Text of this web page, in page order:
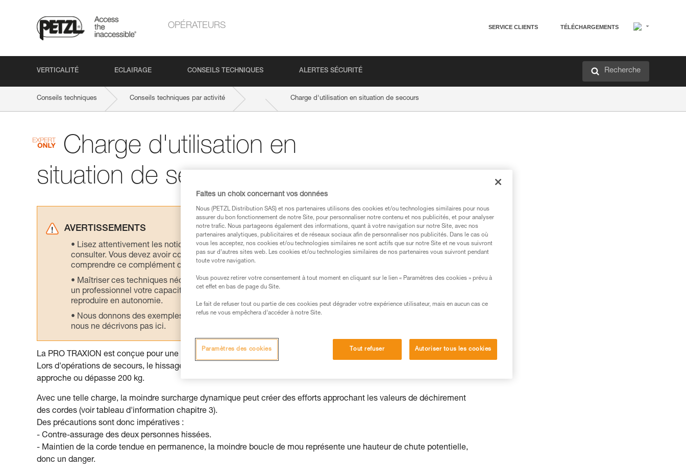
OPÉRATEURS SERVICE CLIENTS TÉLÉCHARGEMENTS
VERTICALITÉ ECLAIRAGE CONSEILS TECHNIQUES ALERTES SÉCURITÉ Recherche
Conseils techniques Conseils techniques par activité Charge d'utilisation en situation de secours
Charge d'utilisation en
situation de secours
AVERTISSEMENTS
Lisez attentivement les notices techniques des produits utilisés dans ce conseil avant de le
consulter. Vous devez avoir compris les informations de la notice technique pour pouvoir
comprendre ce complément d’informations.
Maîtriser ces techniques nécessite une formation et un entraînement spécifique. Validez avec
un professionnel votre capacité à refaire la manipulation, seul, en toute sécurité, avant de la
reproduire en autonomie.
Nous donnons des exemples de techniques liées à votre activité. Il peut en exister d’autres que
nous ne décrivons pas ici.
La PRO TRAXION est conçue pour une charge d'utilisation de 140 kg, soit une personne.
Lors d'opérations de secours, le hissage simultané de deux personnes peut être nécessaire. Dans ce cas, la charge
approche ou dépasse 200 kg.
Avec une telle charge, la moindre surcharge dynamique peut créer des efforts approchant les valeurs de déchirement
des cordes (voir tableau d'information chapitre 3).
Des précautions sont donc impératives :
- Contre-assurage des deux personnes hissées.
- Maintien de la corde tendue en permanence, la moindre boucle de mou représente une hauteur de chute potentielle,
donc un danger.
Faites un choix concernant vos données
Nous (PETZL Distribution SAS) et nos partenaires utilisons des cookies et/ou technologies similaires pour nous
assurer du bon fonctionnement de notre Site, pour personnaliser notre contenu et nos publicités, et pour analyser
notre trafic. Nous partageons également des informations, quant à votre navigation sur notre Site, avec nos
partenaires analytiques, publicitaires et de réseaux sociaux afin de personnaliser nos publicités. Dans le cas où
vous les acceptez, nos cookies et/ou technologies similaires ne sont actifs que sur notre Site et ne vous suivront
pas sur d’autres sites web. Les cookies et/ou technologies similaires de nos partenaires vous suivront pendant
toute votre navigation.
Vous pouvez retirer votre consentement à tout moment en cliquant sur le lien « Paramètres des cookies » prévu à
cet effet en bas de page du Site.
Le fait de refuser tout ou partie de ces cookies peut dégrader votre expérience utilisateur, mais en aucun cas ce
refus ne vous empêchera d’accéder à notre Site.
Tout refuser Autoriser tous les cookies
Paramètres des cookies